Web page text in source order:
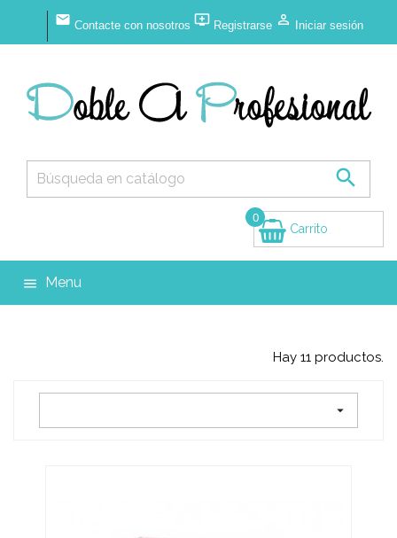
 Contacte con nosotros  Registrarse  Iniciar sesión

Carrito
0
 Menu
Hay 11 productos.
